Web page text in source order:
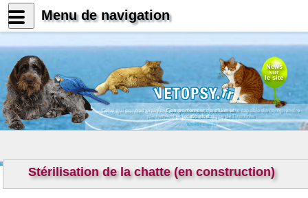
News
sur
le site
Comportement du chien et
du chat
Celui qui connait vraiment les animaux est par là même capable de comprendre
pleinement le caractère unique de l'homme
Konrad Lorenz
Stérilisation de la chatte (en construction)
Menu de navigation